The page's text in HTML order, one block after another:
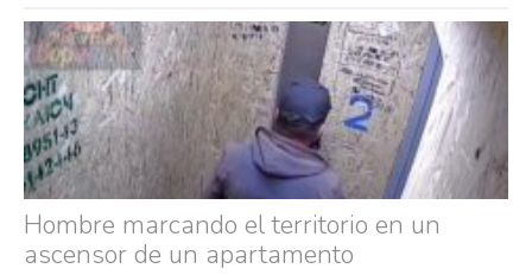
rusos
caídas
fails
Hombre marcando el territorio en un
ascensor de un apartamento